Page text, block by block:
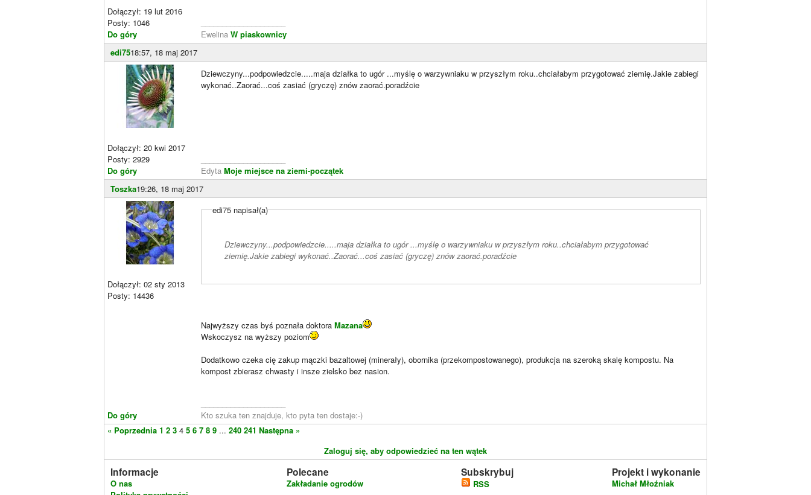
Dołączył: 19 lut 2016
Posty: 1046
Do góry
Ewelina W piaskownicy
edi7518:57, 18 maj 2017
Dołączył: 20 kwi 2017
Posty: 2929
Do góry
Dziewczyny...podpowiedzcie.....maja działka to ugór ...myślę o warzywniaku w przyszłym roku..chciałabym przygotować ziemię.Jakie zabiegi
wykonać..Zaorać...coś zasiać (gryczę) znów zaorać.poradźcie
Edyta Moje miejsce na ziemi-początek
Toszka19:26, 18 maj 2017
Dołączył: 02 sty 2013
Posty: 14436
Do góry
edi75 napisał(a)
Dziewczyny...podpowiedzcie.....maja działka to ugór ...myślę o warzywniaku w przyszłym roku..chciałabym przygotować
ziemię.Jakie zabiegi wykonać..Zaorać...coś zasiać (gryczę) znów zaorać.poradźcie
Najwyższy czas byś poznała doktora Mazana
Wskoczysz na wyższy poziom
Dodatkowo czeka cię zakup mączki bazaltowej (minerały), obornika (przekompostowanego), produkcja na szeroką skalę kompostu. Na
kompost zbierasz chwasty i insze zielsko bez nasion.
Kto szuka ten znajduje, kto pyta ten dostaje:-)
« Poprzednia 1 2 3 4 5 6 7 8 9 ... 240 241 Następna »
Zaloguj się, aby odpowiedzieć na ten wątek
Informacje
O nas
Polecane
Zakładanie ogrodów
Subskrybuj
RSS
Projekt i wykonanie
Michał Młoźniak